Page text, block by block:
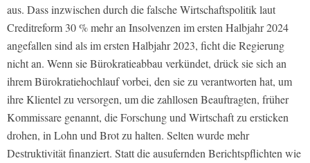
aus. Dass inzwischen durch die falsche Wirtschaftspolitik laut
Creditreform 30 % mehr an Insolvenzen im ersten Halbjahr 2024
angefallen sind als im ersten Halbjahr 2023, ficht die Regierung
nicht an. Wenn sie Bürokratieabbau verkündet, drück sie sich an
ihrem Bürokratiehochlauf vorbei, den sie zu verantworten hat, um
ihre Klientel zu versorgen, um die zahllosen Beauftragten, früher
Kommissare genannt, die Forschung und Wirtschaft zu ersticken
drohen, in Lohn und Brot zu halten. Selten wurde mehr
Destruktivität finanziert. Statt die ausufernden Berichtspflichten wie